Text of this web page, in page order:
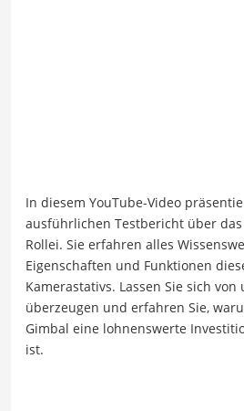
In diesem YouTube-Video
ausführlichen Testbericht über das
Rollei. Sie erfahren alles
Eigenschaften und Funktionen
Kamerastativs. Lassen Sie sich von
überzeugen und erfahren Sie,
Gimbal eine lohnenswerte
ist.